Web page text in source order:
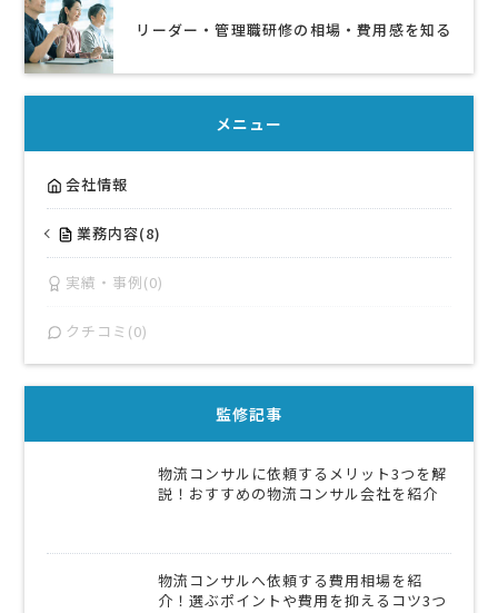
リーダー・管理職研修の相場・費用感を知る
メニュー
会社情報
業務内容(8)
実績・事例(0)
クチコミ(0)
監修記事
物流コンサルに依頼するメリット3つを解
説！おすすめの物流コンサル会社を紹介
物流コンサルへ依頼する費用相場を紹
介！選ぶポイントや費用を抑えるコツ3つ